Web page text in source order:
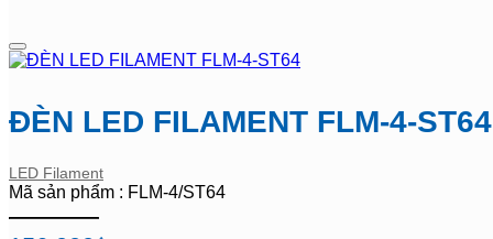
ĐÈN LED FILAMENT FLM-4-ST64
LED Filament
Mã sản phẩm : FLM-4/ST64